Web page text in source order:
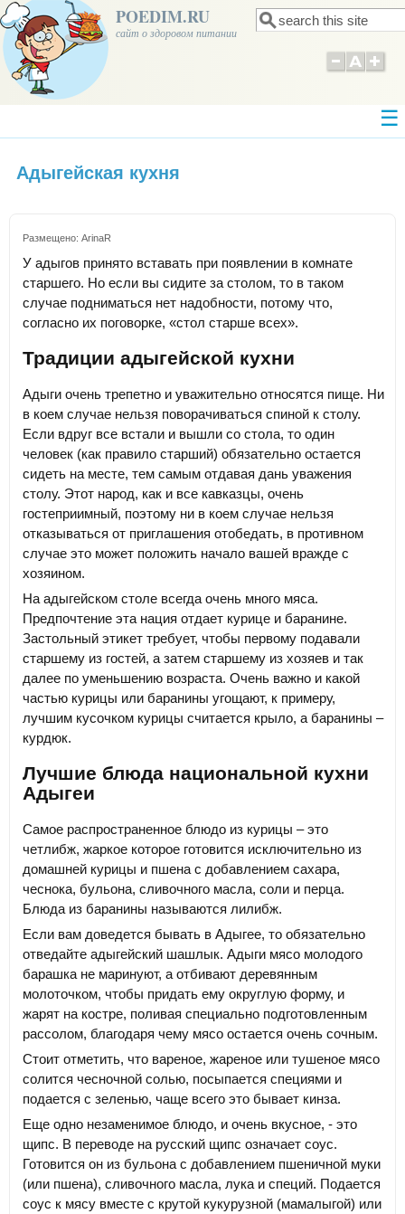
POEDIM.RU
сайт о здоровом питании Форма поиска
Поиск
Адыгейская кухня
Размещено: ArinaR
У адыгов принято вставать при появлении в комнате
старшего. Но если вы сидите за столом, то в таком
случае подниматься нет надобности, потому что,
согласно их поговорке, «стол старше всех».
Традиции адыгейской кухни
Адыги очень трепетно и уважительно относятся пище. Ни
в коем случае нельзя поворачиваться спиной к столу.
Если вдруг все встали и вышли со стола, то один
человек (как правило старший) обязательно остается
сидеть на месте, тем самым отдавая дань уважения
столу. Этот народ, как и все кавказцы, очень
гостеприимный, поэтому ни в коем случае нельзя
отказываться от приглашения отобедать, в противном
случае это может положить начало вашей вражде с
хозяином.
На адыгейском столе всегда очень много мяса.
Предпочтение эта нация отдает курице и баранине.
Застольный этикет требует, чтобы первому подавали
старшему из гостей, а затем старшему из хозяев и так
далее по уменьшению возраста. Очень важно и какой
частью курицы или баранины угощают, к примеру,
лучшим кусочком курицы считается крыло, а баранины –
курдюк.
Лучшие блюда национальной кухни
Адыгеи
Самое распространенное блюдо из курицы – это
четлибж, жаркое которое готовится исключительно из
домашней курицы и пшена с добавлением сахара,
чеснока, бульона, сливочного масла, соли и перца.
Блюда из баранины называются лилибж.
Если вам доведется бывать в Адыгее, то обязательно
отведайте адыгейский шашлык. Адыги мясо молодого
барашка не маринуют, а отбивают деревянным
молоточком, чтобы придать ему округлую форму, и
жарят на костре, поливая специально подготовленным
рассолом, благодаря чему мясо остается очень сочным.
Стоит отметить, что вареное, жареное или тушеное мясо
солится чесночной солью, посыпается специями и
подается с зеленью, чаще всего это бывает кинза.
Еще одно незаменимое блюдо, и очень вкусное, - это
щипс. В переводе на русский щипс означает соус.
Готовится он из бульона с добавлением пшеничной муки
(или пшена), сливочного масла, лука и специй. Подается
соус к мясу вместе с крутой кукурузной (мамалыгой) или